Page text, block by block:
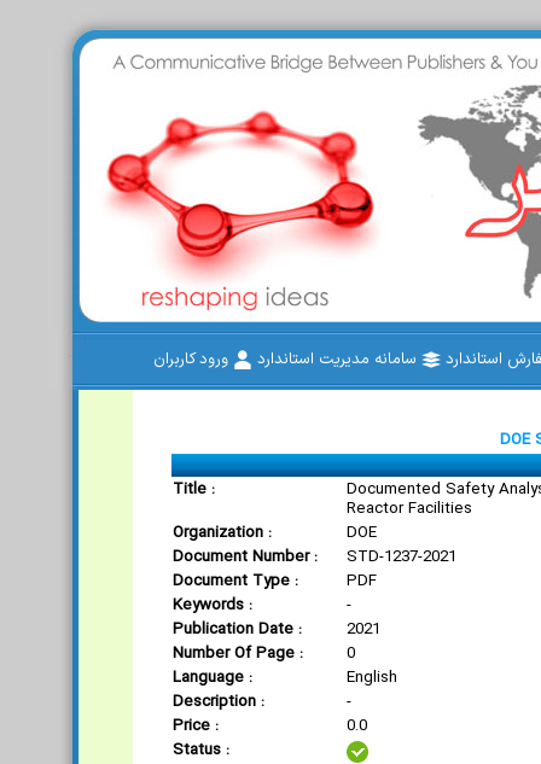
استاندارد سامانه مدیریت استاندارد ورود کاربران
DOE
Title :
Documented Safety
Reactor Facilities
Organization :
DOE
Document Number :
STD-1237-2021
Document Type :
PDF
Keywords :
-
Publication Date :
2021
Number Of Page :
0
Language :
English
Description :
-
Price :
0.0
Status :